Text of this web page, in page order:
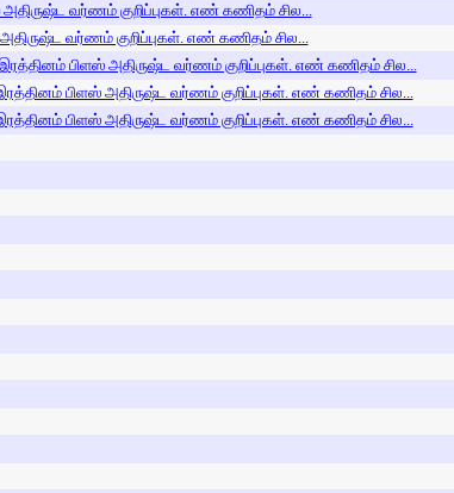
வர்ணம் குறிப்புகள். எண் கணிதம் சில...
வர்ணம் குறிப்புகள். எண் கணிதம் சில...
பிளஸ் அதிருஷ்ட வர்ணம் குறிப்புகள். எண் கணிதம் சில...
பிளஸ் அதிருஷ்ட வர்ணம் குறிப்புகள். எண் கணிதம் சில...
பிளஸ் அதிருஷ்ட வர்ணம் குறிப்புகள். எண் கணிதம் சில...